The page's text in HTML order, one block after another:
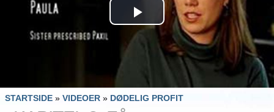
Play
Video
STARTSIDE » VIDEOER » DØDELIG PROFIT